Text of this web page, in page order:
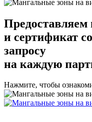
Предоставляем
и сертификат
запросу
на каждую
Нажмите, чтобы